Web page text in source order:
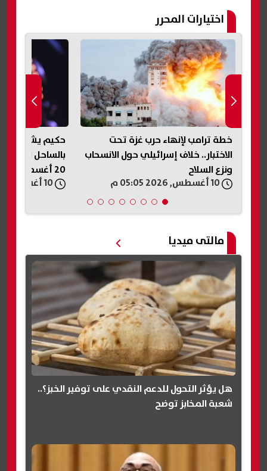
اختيارات المحرر
خطة ترامب لإنهاء حرب غزة تحت
الاختبار.. خلاف إسرائيلي حول الانسحاب
ونزع السلاح
حكيم يشعل
بالساحل
20 أغسطس
مالتى ميديا
هل يؤثر التحول للدعم النقدي على توفير الخبز؟..
شعبة المخابز توضح